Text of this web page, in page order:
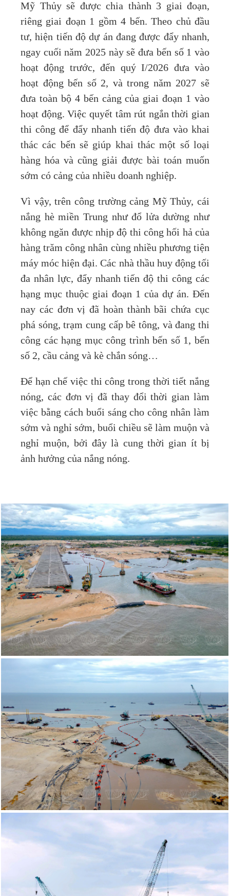
Mỹ Thủy sẽ được chia thành 3 giai đoạn,
riêng giai đoạn 1 gồm 4 bến. Theo chủ đầu
tư, hiện tiến độ dự án đang được đẩy nhanh,
ngay cuối năm 2025 này sẽ đưa bến số 1 vào
hoạt động trước, đến quý I/2026 đưa vào
hoạt động bến số 2, và trong năm 2027 sẽ
đưa toàn bộ 4 bến cảng của giai đoạn 1 vào
hoạt động. Việc quyết tâm rút ngắn thời gian
thi công để đẩy nhanh tiến độ đưa vào khai
thác các bến sẽ giúp khai thác một số loại
hàng hóa và cũng giải được bài toán muốn
sớm có cảng của nhiều doanh nghiệp.
Vì vậy, trên công trường cảng Mỹ Thủy, cái
nắng hè miền Trung như đổ lửa dường như
không ngăn được nhịp độ thi công hối hả của
hàng trăm công nhân cùng nhiều phương tiện
máy móc hiện đại. Các nhà thầu huy động tối
đa nhân lực, đẩy nhanh tiến độ thi công các
hạng mục thuộc giai đoạn 1 của dự án. Đến
nay các đơn vị đã hoàn thành bãi chứa cục
phá sóng, trạm cung cấp bê tông, và đang thi
công các hạng mục công trình bến số 1, bến
số 2, cầu cảng và kè chắn sóng…
Để hạn chế việc thi công trong thời tiết nắng
nóng, các đơn vị đã thay đổi thời gian làm
việc bằng cách buổi sáng cho công nhân làm
sớm và nghỉ sớm, buổi chiều sẽ làm muộn và
nghỉ muộn, bởi đây là cung thời gian ít bị
ảnh hưởng của nắng nóng.